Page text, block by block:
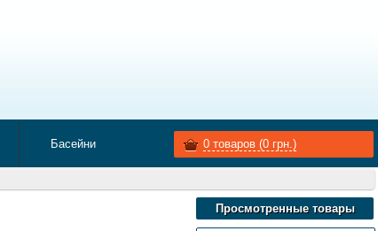
Басейни 0 товаров (0 грн.)
Просмотренные товары